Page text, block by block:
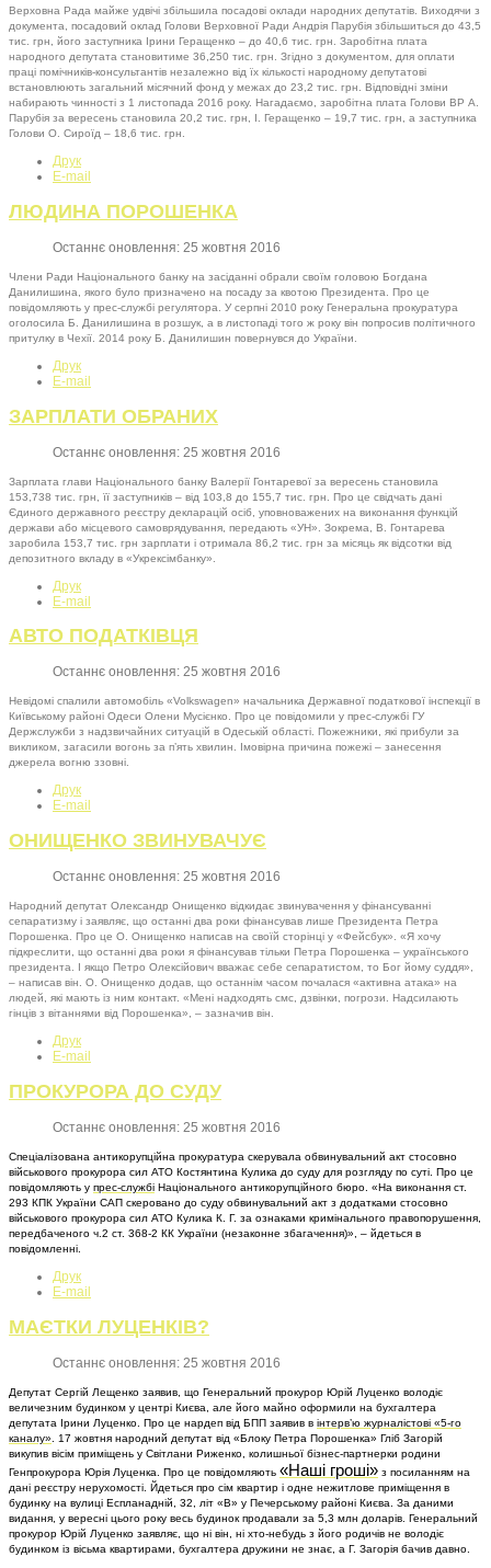
Верховна Рада майже удвічі збільшила посадові оклади народних депутатів. Виходячи з
документа, посадовий оклад Голови Верховної Ради Андрія Парубія збільшиться до 43,5
тис. грн, його заступника Ірини Геращенко – до 40,6 тис. грн. Заробітна плата
народного депутата становитиме 36,250 тис. грн. Згідно з документом, для оплати
праці помічників-консультантів незалежно від їх кількості народному депутатові
встановлюють загальний місячний фонд у межах до 23,2 тис. грн. Відповідні зміни
набирають чинності з 1 листопада 2016 року. Нагадаємо, заробітна плата Голови ВР А.
Парубія за вересень становила 20,2 тис. грн, І. Геращенко – 19,7 тис. грн, а заступника
Голови О. Сироїд – 18,6 тис. грн.
Друк
E-mail
ЛЮДИНА ПОРОШЕНКА
Останнє оновлення: 25 жовтня 2016
Члени Ради Національного банку на засіданні обрали своїм головою Богдана
Данилишина, якого було призначено на посаду за квотою Президента. Про це
повідомляють у прес-службі регулятора. У серпні 2010 року Генеральна прокуратура
оголосила Б. Данилишина в розшук, а в листопаді того ж року він попросив політичного
притулку в Чехії. 2014 року Б. Данилишин повернувся до України.
Друк
E-mail
ЗАРПЛАТИ ОБРАНИХ
Останнє оновлення: 25 жовтня 2016
Зарплата глави Національного банку Валерії Гонтаревої за вересень становила
153,738 тис. грн, її заступників – від 103,8 до 155,7 тис. грн. Про це свідчать дані
Єдиного державного реєстру декларацій осіб, уповноважених на виконання функцій
держави або місцевого самоврядування, передають «УН». Зокрема, В. Гонтарева
заробила 153,7 тис. грн зарплати і отримала 86,2 тис. грн за місяць як відсотки від
депозитного вкладу в «Укрексімбанку».
Друк
E-mail
АВТО ПОДАТКІВЦЯ
Останнє оновлення: 25 жовтня 2016
Невідомі спалили автомобіль «Volkswagen» начальника Державної податкової інспекції в
Київському районі Одеси Олени Мусієнко. Про це повідомили у прес-службі ГУ
Держслужби з надзвичайних ситуацій в Одеській області. Пожежники, які прибули за
викликом, загасили вогонь за п’ять хвилин. Імовірна причина пожежі – занесення
джерела вогню ззовні.
Друк
E-mail
ОНИЩЕНКО ЗВИНУВАЧУЄ
Останнє оновлення: 25 жовтня 2016
Народний депутат Олександр Онищенко відкидає звинувачення у фінансуванні
сепаратизму і заявляє, що останні два роки фінансував лише Президента Петра
Порошенка. Про це О. Онищенко написав на своїй сторінці у «Фейсбук». «Я хочу
підкреслити, що останні два роки я фінансував тільки Петра Порошенка – українського
президента. І якщо Петро Олексійович вважає себе сепаратистом, то Бог йому суддя»,
– написав він. О. Онищенко додав, що останнім часом почалася «активна атака» на
людей, які мають із ним контакт. «Мені надходять смс, дзвінки, погрози. Надсилають
гінців з вітаннями від Порошенка», – зазначив він.
Друк
E-mail
ПРОКУРОРА ДО СУДУ
Останнє оновлення: 25 жовтня 2016
Спеціалізована антикорупційна прокуратура скерувала обвинувальний акт стосовно
військового прокурора сил АТО Костянтина Кулика до суду для розгляду по суті. Про це
повідомляють у прес-службі Національного антикорупційного бюро. «На виконання ст.
293 КПК України САП скеровано до суду обвинувальний акт з додатками стосовно
військового прокурора сил АТО Кулика К. Г. за ознаками кримінального правопорушення,
передбаченого ч.2 ст. 368-2 КК України (незаконне збагачення)», – йдеться в
повідомленні.
Друк
E-mail
МАЄТКИ ЛУЦЕНКІВ?
Останнє оновлення: 25 жовтня 2016
Депутат Сергій Лещенко заявив, що Генеральний прокурор Юрій Луценко володіє
величезним будинком у центрі Києва, але його майно оформили на бухгалтера
депутата Ірини Луценко. Про це нардеп від БПП заявив в інтерв’ю журналістові «5-го
каналу» . 17 жовтня народний депутат від «Блоку Петра Порошенка» Гліб Загорій
викупив вісім приміщень у Світлани Риженко, колишньої бізнес-партнерки родини
Генпрокурора Юрія Луценка. Про це повідомляють «Наші гроші» з посиланням на
дані реєстру нерухомості. Йдеться про сім квартир і одне нежитлове приміщення в
будинку на вулиці Еспланадній, 32, літ «В» у Печерському районі Києва. За даними
видання, у вересні цього року весь будинок продавали за 5,3 млн доларів. Генеральний
прокурор Юрій Луценко заявляє, що ні він, ні хто-небудь з його родичів не володіє
будинком із вісьма квартирами, бухгалтера дружини не знає, а Г. Загорія бачив давно.